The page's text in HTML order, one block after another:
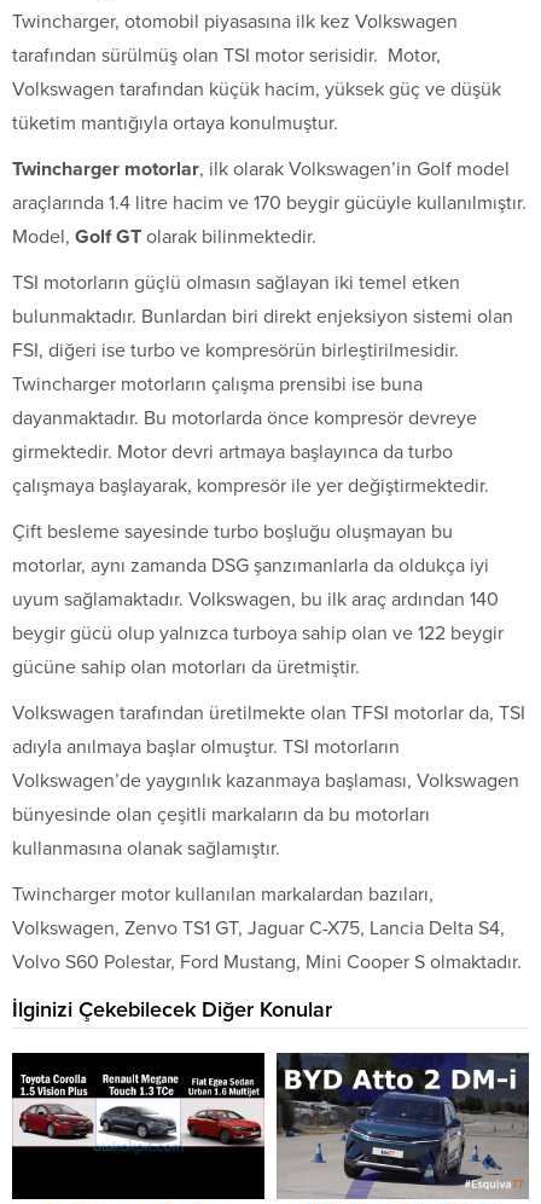
Twincharger, otomobil piyasasına ilk kez Volkswagen
tarafından sürülmüş olan TSI motor serisidir. Motor,
Volkswagen tarafından küçük hacim, yüksek güç ve düşük
tüketim mantığıyla ortaya konulmuştur.
Twincharger motorlar, ilk olarak Volkswagen’in Golf model
araçlarında 1.4 litre hacim ve 170 beygir gücüyle kullanılmıştır.
Model, Golf GT olarak bilinmektedir.
TSI motorların güçlü olmasın sağlayan iki temel etken
bulunmaktadır. Bunlardan biri direkt enjeksiyon sistemi olan
FSI, diğeri ise turbo ve kompresörün birleştirilmesidir.
Twincharger motorların çalışma prensibi ise buna
dayanmaktadır. Bu motorlarda önce kompresör devreye
girmektedir. Motor devri artmaya başlayınca da turbo
çalışmaya başlayarak, kompresör ile yer değiştirmektedir.
Çift besleme sayesinde turbo boşluğu oluşmayan bu
motorlar, aynı zamanda DSG şanzımanlarla da oldukça iyi
uyum sağlamaktadır. Volkswagen, bu ilk araç ardından 140
beygir gücü olup yalnızca turboya sahip olan ve 122 beygir
gücüne sahip olan motorları da üretmiştir.
Volkswagen tarafından üretilmekte olan TFSI motorlar da, TSI
adıyla anılmaya başlar olmuştur. TSI motorların
Volkswagen’de yaygınlık kazanmaya başlaması, Volkswagen
bünyesinde olan çeşitli markaların da bu motorları
kullanmasına olanak sağlamıştır.
Twincharger motor kullanılan markalardan bazıları,
Volkswagen, Zenvo TS1 GT, Jaguar C-X75, Lancia Delta S4,
Volvo S60 Polestar, Ford Mustang, Mini Cooper S olmaktadır.
İlginizi Çekebilecek Diğer Konular